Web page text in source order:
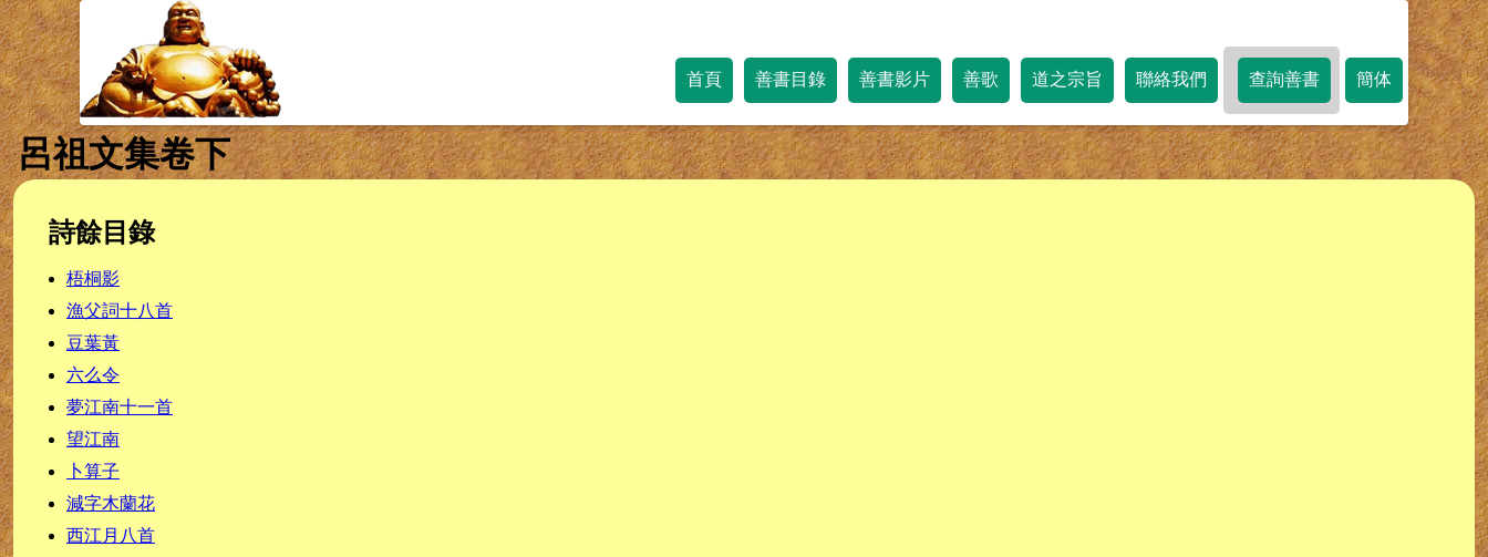
首頁 善書目錄 善書影片 善歌 道之宗旨 聯絡我們 查詢善書 簡体
呂祖文集卷下
詩餘目錄
梧桐影
漁父詞十八首
豆葉黃
六么令
夢江南十一首
望江南
卜算子
減字木蘭花
西江月八首